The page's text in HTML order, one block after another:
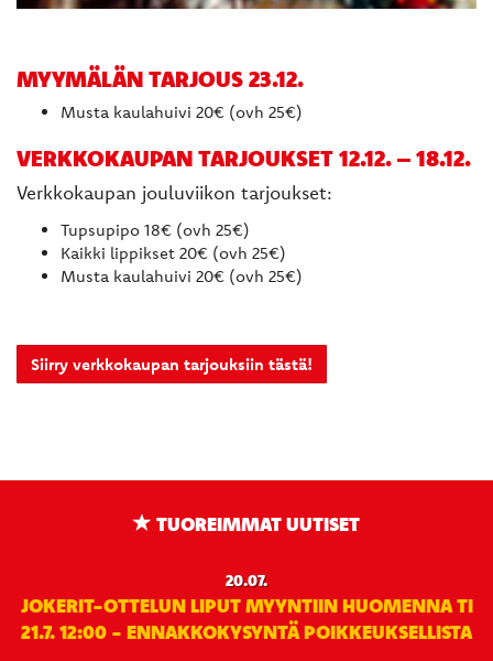
MYYMÄLÄN TARJOUS 23.12.
Musta kaulahuivi 20€ (ovh 25€)
VERKKOKAUPAN TARJOUKSET 12.12. – 18.12.
Verkkokaupan jouluviikon tarjoukset:
Tupsupipo 18€ (ovh 25€)
Kaikki lippikset 20€ (ovh 25€)
Musta kaulahuivi 20€ (ovh 25€)
Siirry verkkokaupan tarjouksiin tästä!
TUOREIMMAT UUTISET
20.07.
JOKERIT-OTTELUN LIPUT MYYNTIIN HUOMENNA TI
21.7. 12:00 - ENNAKKOKYSYNTÄ POIKKEUKSELLISTA